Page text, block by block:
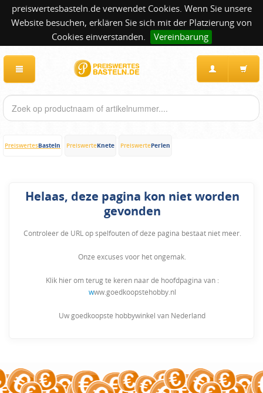
preiswertesbasteln.de verwendet Cookies. Wenn Sie unsere
Website besuchen, erklären Sie sich mit der Platzierung von
Cookies einverstanden.
Vereinbarung
PreiswertesBasteln PreiswerteKnete PreiswertePerlen
Helaas, deze pagina kon niet worden
gevonden
Controleer de URL op spelfouten of deze pagina bestaat niet meer.
Onze excuses voor het ongemak.
Klik hier om terug te keren naar de hoofdpagina van :
www.goedkoopstehobby.nl
Uw goedkoopste hobbywinkel van Nederland